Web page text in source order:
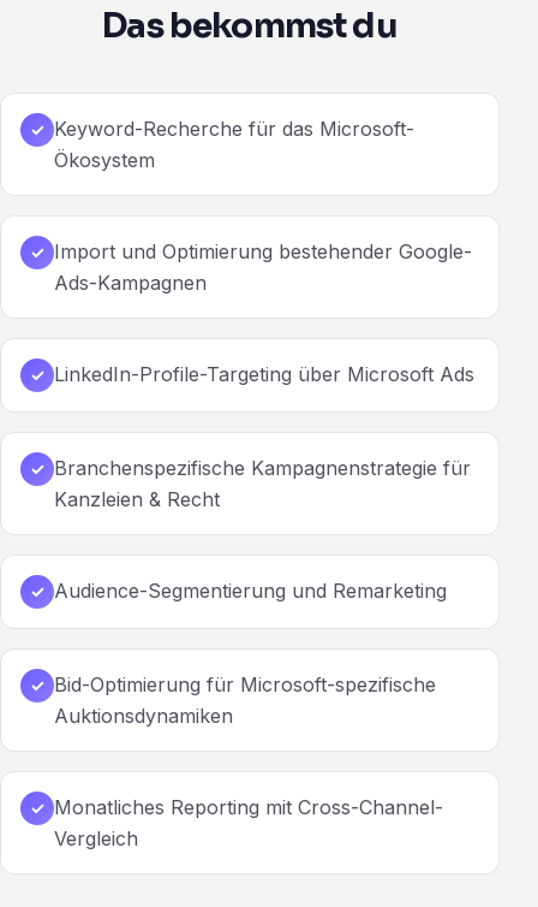
Das bekommst du
✓ Keyword-Recherche für das Microsoft-
Ökosystem
✓ Import und Optimierung bestehender Google-
Ads-Kampagnen
✓ LinkedIn-Profile-Targeting über Microsoft Ads
✓ Branchenspezifische Kampagnenstrategie für
Kanzleien & Recht
✓ Audience-Segmentierung und Remarketing
✓ Bid-Optimierung für Microsoft-spezifische
Auktionsdynamiken
✓ Monatliches Reporting mit Cross-Channel-
Vergleich